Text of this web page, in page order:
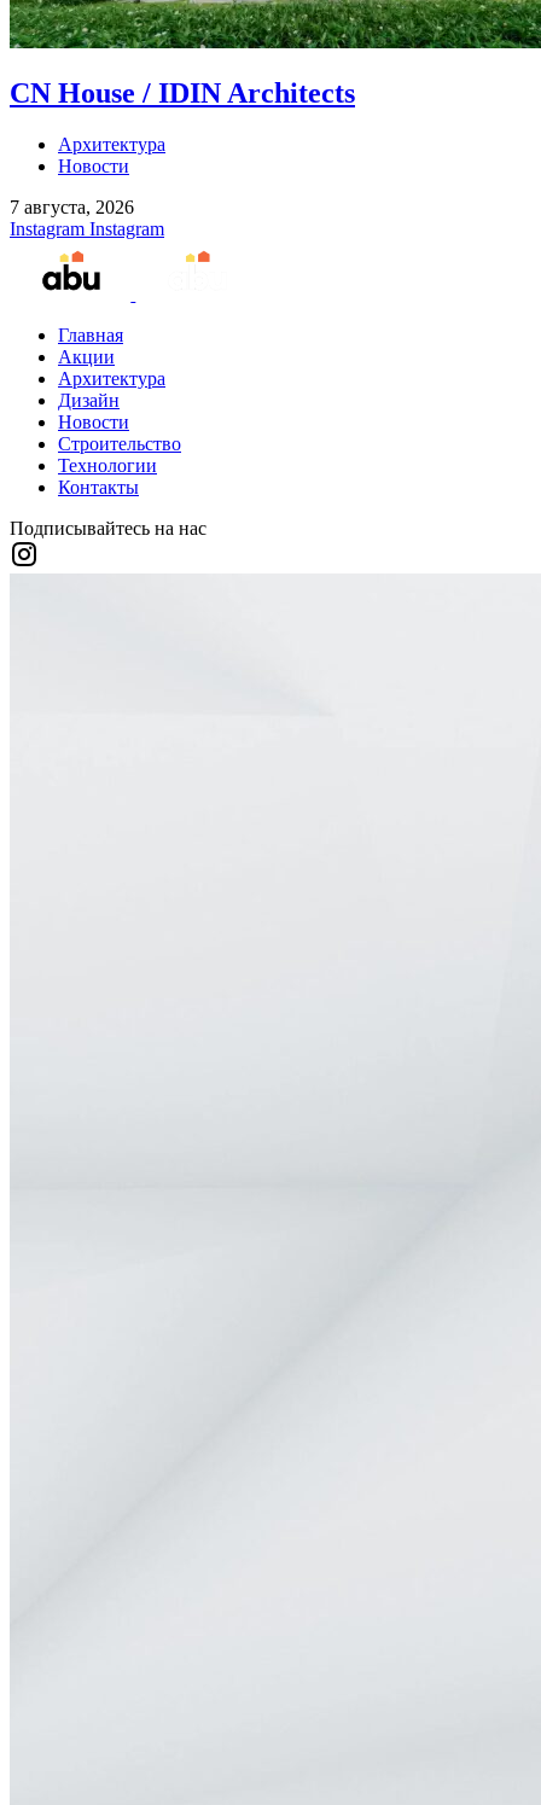
CN House / IDIN Architects
Архитектура
Новости
7 августа, 2026
Instagram Instagram
Главная
Акции
Архитектура
Дизайн
Новости
Строительство
Технологии
Контакты
Подписывайтесь на нас